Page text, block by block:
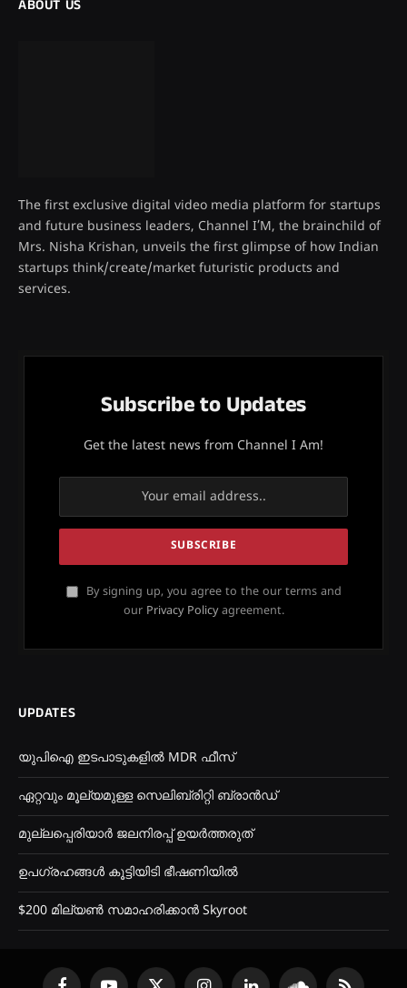
ABOUT US
The first exclusive digital video media platform for startups
and future business leaders, Channel I’M, the brainchild of
Mrs. Nisha Krishan, unveils the first glimpse of how Indian
startups think/create/market futuristic products and
services.
Subscribe to Updates
Get the latest news from Channel I Am!
By signing up, you agree to the our terms and
our Privacy Policyagreement.
UPDATES
യുപിഐ ഇടപാടുകളിൽ MDR ഫീസ്
ഏറ്റവും മൂല്യമുള്ള സെലിബ്രിറ്റി ബ്രാൻഡ്
മുല്ലപ്പെരിയാർ ജലനിരപ്പ് ഉയർത്തരുത്
ഉപഗ്രഹങ്ങൾ കൂട്ടിയിടി ഭീഷണിയിൽ
$200 മില്യൺ സമാഹരിക്കാൻ Skyroot